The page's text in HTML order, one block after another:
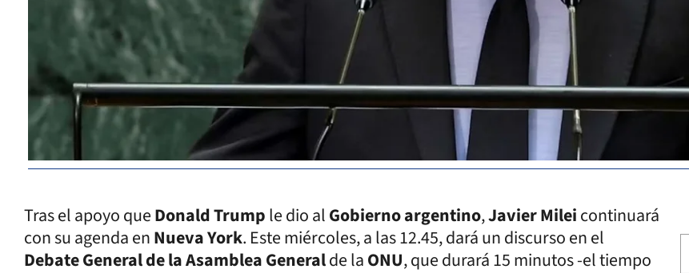
Tras el apoyo queDonald Trumple dio alGobierno argentino,Javier Mileicontinuará
con su agenda enNueva York. Este miércoles, a las 12.45, dará un discurso en el
Debate General de la Asamblea Generalde laONU, que durará 15 minutos -el tiempo